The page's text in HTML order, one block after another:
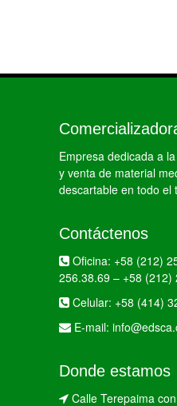
Empresa dedicada a
y venta de material
descartable en todo el
Contáctenos
Oficina: +58 (212)
256.38.69 – +58 (212)
Celular: +58 (414)
E-mail:
Donde estamos
Calle Terepaima